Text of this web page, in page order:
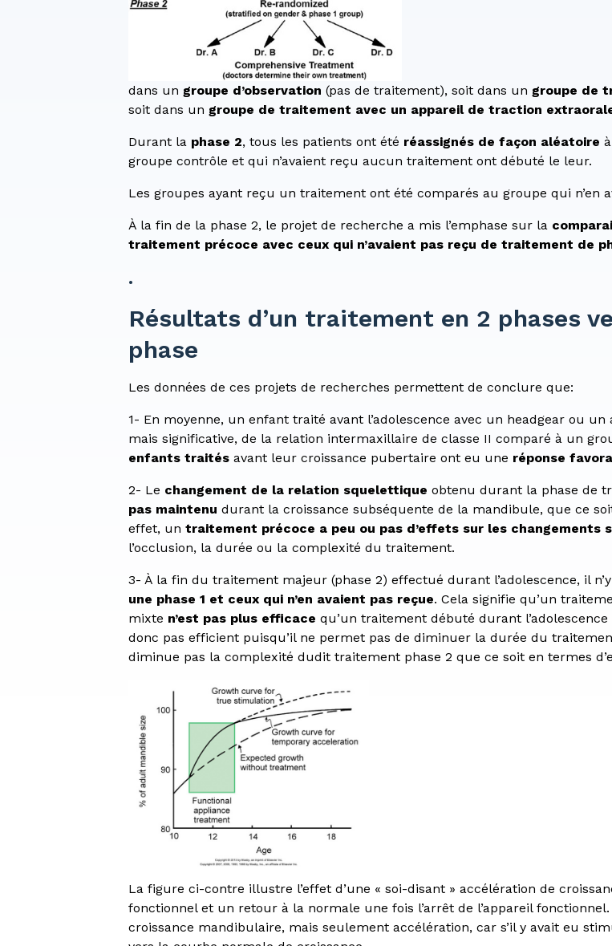
dans un groupe d’observation (pas de traitement), soit dans un groupe de
soit dans un groupe de traitement avec un appareil de traction
Durant la phase 2, tous les patients ont été réassignés de façon aléatoire
groupe contrôle et qui n’avaient reçu aucun traitement ont débuté le leur.
Les groupes ayant reçu un traitement ont été comparés au groupe qui n’en
À la fin de la phase 2, le projet de recherche a mis l’emphase sur la
traitement précoce avec ceux qui n’avaient pas reçu de traitement de
.
Résultats d’un traitement en 2 phases
phase
Les données de ces projets de recherches permettent de conclure que:
1- En moyenne, un enfant traité avant l’adolescence avec un headgear ou
mais significative, de la relation intermaxillaire de classe II comparé à un
enfants traités avant leur croissance pubertaire ont eu une réponse
2- Le changement de la relation squelettique obtenu durant la phase de
pas maintenu durant la croissance subséquente de la mandibule, que ce
effet, un traitement précoce a peu ou pas d’effets sur les changements
l’occlusion, la durée ou la complexité du traitement.
3- À la fin du traitement majeur (phase 2) effectué durant l’adolescence, il
une phase 1 et ceux qui n’en avaient pas reçue. Cela signifie qu’un
mixte n’est pas plus efficace qu’un traitement débuté durant
donc pas efficient puisqu’il ne permet pas de diminuer la durée du
diminue pas la complexité dudit traitement phase 2 que ce soit en termes
La figure ci-contre illustre l’effet d’une « soi-disant » accélération de
fonctionnel et un retour à la normale une fois l’arrêt de l’appareil
croissance mandibulaire, mais seulement accélération, car s’il y avait eu